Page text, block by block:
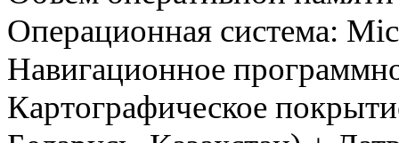
Операционная система:
Навигационное
Картографическое